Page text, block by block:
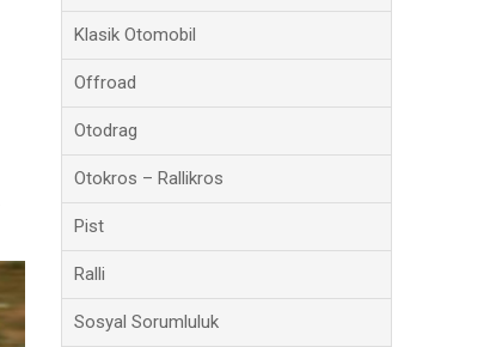
Klasik Otomobil
Offroad
Otodrag
Otokros – Rallikros
Pist
Ralli
Sosyal Sorumluluk